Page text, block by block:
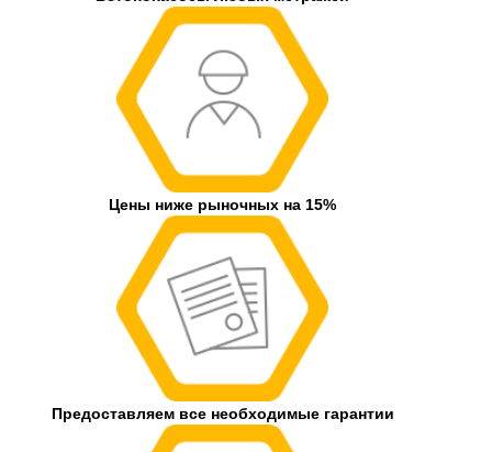
Цены ниже рыночных на 15%
Предоставляем все необходимые гарантии